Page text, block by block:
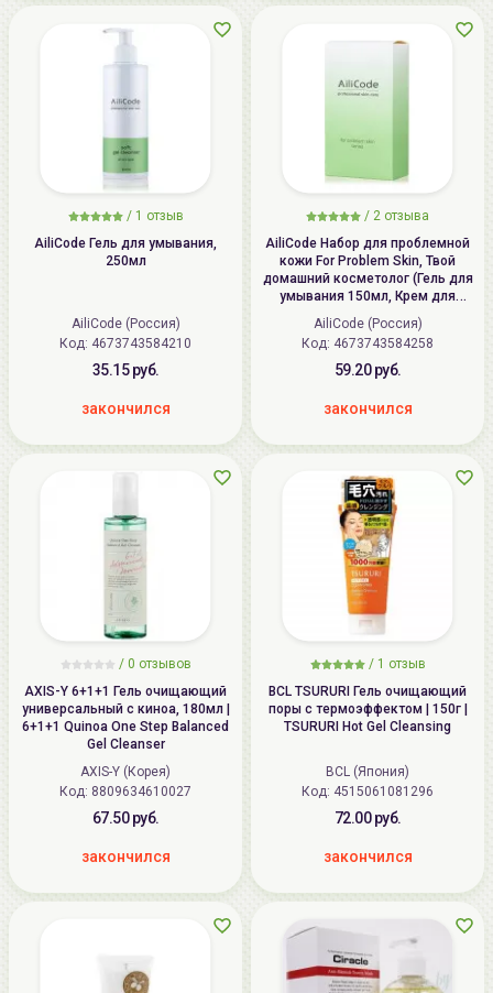
/ 1 отзыв
AiliCode Гель для умывания,
250мл
AiliCode (Россия)
Код: 4673743584210
35.15 руб.
закончился
/ 2 отзыва
AiliCode Набор для проблемной
кожи For Problem Skin, Твой
домашний косметолог (Гель для
умывания 150мл, Крем для
проблемной и чувствительной
кожи лица и тела 50мл)
AiliCode (Россия)
Код: 4673743584258
59.20 руб.
закончился
/ 0 отзывов
AXIS-Y 6+1+1 Гель очищающий
универсальный с киноа, 180мл |
6+1+1 Quinoa One Step Balanced
Gel Cleanser
AXIS-Y (Корея)
Код: 8809634610027
67.50 руб.
закончился
/ 1 отзыв
BCL TSURURI Гель очищающий
поры с термоэффектом | 150г |
TSURURI Hot Gel Cleansing
BCL (Япония)
Код: 4515061081296
72.00 руб.
закончился